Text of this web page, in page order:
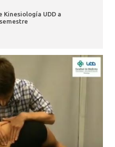
Kinesiología UDD a